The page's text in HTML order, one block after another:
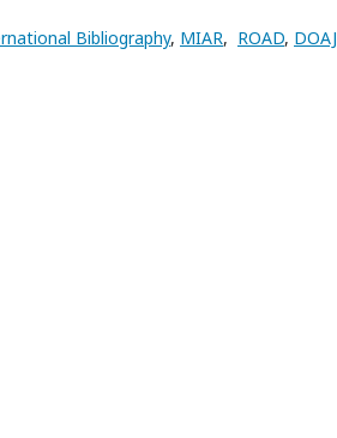
Bibliography, MIAR, ROAD, DOAJ